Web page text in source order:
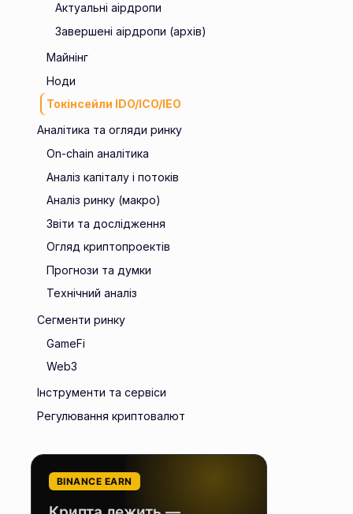
Актуальні аірдропи
Завершені аірдропи (архів)
Майнінг
Ноди
Токінсейли IDO/ICO/IEO
Аналітика та огляди ринку
On-chain аналітика
Аналіз капіталу і потоків
Аналіз ринку (макро)
Звіти та дослідження
Огляд криптопроектів
Прогнози та думки
Технічний аналіз
Сегменти ринку
GameFi
Web3
Інструменти та сервіси
Регулювання криптовалют
BINANCE EARN